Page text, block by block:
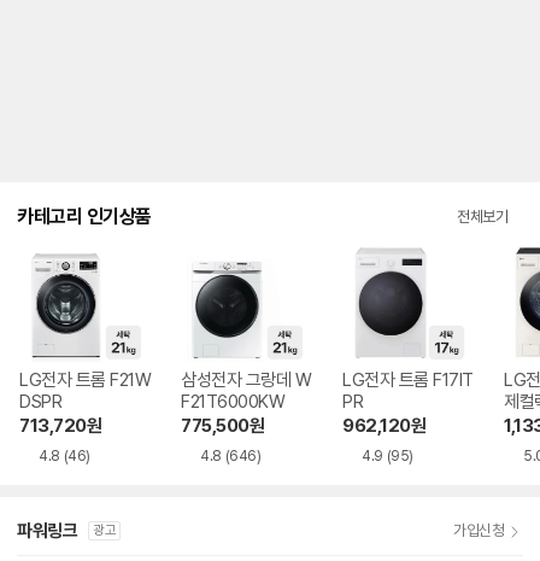
카테고리 인기상품 전체보기
LG전자 트롬 F21W
DSPR
713,720원
4.8 (46)
삼성전자 그랑데 W
F21T6000KW
775,500원
4.8 (646)
LG전자 트롬 F17IT
PR
962,120원
4.9 (95)
LG
제컬
파워링크 광고 가입신청